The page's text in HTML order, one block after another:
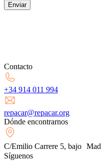
Enviar
Contacto
+34 914 011 994
repacar@repacar.org
Dónde encontrarnos
C/Emilio Carrere 5, bajo
Síguenos